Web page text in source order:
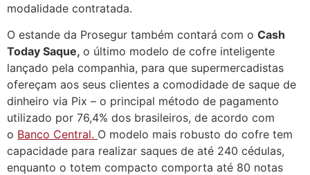
modalidade contratada.
O estande da Prosegur também contará com o Cash
Today Saque, o último modelo de cofre inteligente
lançado pela companhia, para que supermercadistas
ofereçam aos seus clientes a comodidade de saque de
dinheiro via Pix – o principal método de pagamento
utilizado por 76,4% dos brasileiros, de acordo com
o Banco Central. O modelo mais robusto do cofre tem
capacidade para realizar saques de até 240 cédulas,
enquanto o totem compacto comporta até 80 notas